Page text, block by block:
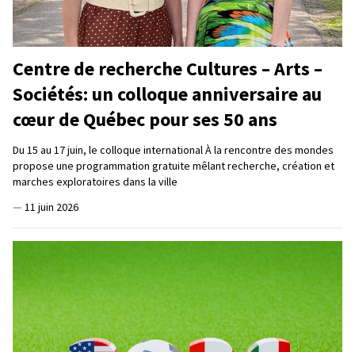
Centre de recherche Cultures – Arts –
Sociétés: un colloque anniversaire au
cœur de Québec pour ses 50 ans
Du 15 au 17 juin, le colloque international À la rencontre des mondes
propose une programmation gratuite mêlant recherche, création et
marches exploratoires dans la ville
— 11 juin 2026